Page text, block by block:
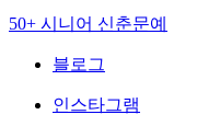
50+ 시니어 신춘문예
블로그
인스타그램